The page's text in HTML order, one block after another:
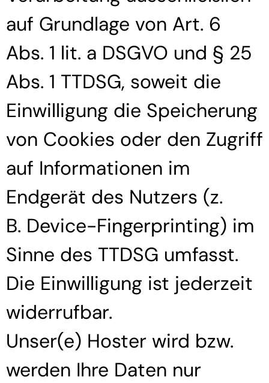
auf Grundlage von Art. 6
Abs. 1 lit. a DSGVO und § 25
Abs. 1 TTDSG, soweit die
Einwilligung die Speicherung
von Cookies oder den Zugriff
auf Informationen im
Endgerät des Nutzers (z.
B. Device-Fingerprinting) im
Sinne des TTDSG umfasst.
Die Einwilligung ist jederzeit
widerrufbar.
Unser(e) Hoster wird bzw.
werden Ihre Daten nur